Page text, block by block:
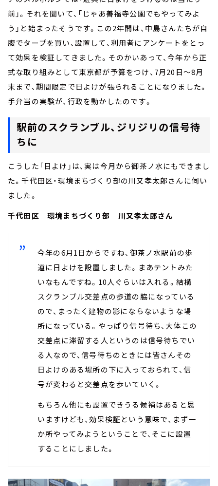
前」。それを聞いて、「じゃあ善福寺公園でもやってみよ
う」と始まったそうです。この2年間は、中島さんたちが自
腹でタープを買い、設置して、利用者にアンケートをとっ
て効果を検証してきました。そのかいあって、今年から正
式な取り組みとして東京都が予算をつけ、7月20日～8月
末まで、期間限定で日よけが張られることになりました。
手弁当の実験が、行政を動かしたのです。
駅前のスクランブル、ジリジリの信号待
ちに
こうした「日よけ」は、実は今月から御茶ノ水にもできまし
た。千代田区・環境まちづくり部の川又孝太郎さんに伺い
ました。
千代田区 環境まちづくり部 川又孝太郎さん
今年の6月1日からですね、御茶ノ水駅前の歩
道に日よけを設置しました。まあテントみた
いなもんですね。10人ぐらいは入れる。結構
スクランブル交差点の歩道の脇になっている
ので、まったく建物の影にならないような場
所になっている。やっぱり信号待ち、大体この
交差点に滞留する人というのは信号待ちでい
る人なので、信号待ちのときには皆さんその
日よけのある場所の下に入っておられて、信
号が変わると交差点を歩いていく。
もちろん他にも設置できうる候補はあると思
いますけども、効果検証という意味で、まず一
か所やってみようということで、そこに設置
することにしました。